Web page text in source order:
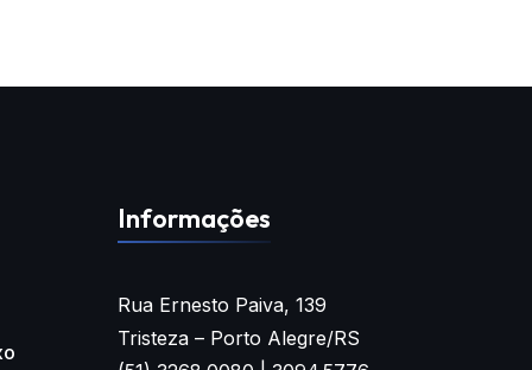
Informações
Rua Ernesto Paiva, 139
Tristeza – Porto Alegre/RS